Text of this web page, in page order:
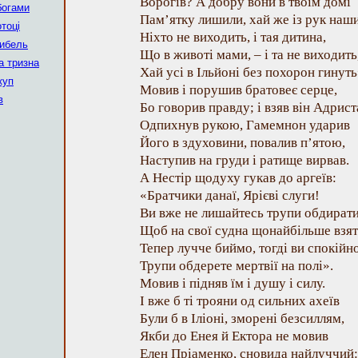
тризна
Пам’ятку лишили, хай же із рук
Ніхто не виходить, і тая дитина,
Що в животі мами, – і та не
Хай усі в Ільйоні без похорон
Мовив і порушив братовеє серце,
Бо говорив правду; і взяв він
Одпихнув рукою, Гамемнон ударив
Його в здуховини, повалив п’ятою,
Наступив на груди і ратище вирвав.
А Нестір щодуху гукав до аргеїв:
«Братчики данаї, Ярієві слуги!
Ви вже не лишайтесь трупи
Щоб на свої судна щонайбільше
Тепер лучче биймо, тогді ви
Трупи обдерете мертвії на полі».
Мовив і підняв їм і душу і силу.
І вже б ті трояни од сильних ахеїв
Були б в Іліоні, зморені безсиллям,
Якби до Енея й Ектора не мовив
Елен Пріаменко, сновида найлуччий: